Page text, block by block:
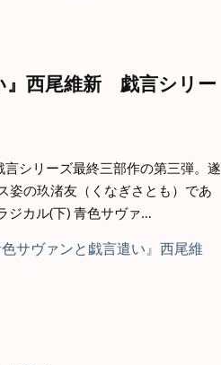
西尾維新 戯言シリー
シリーズ最終三部作の第三弾。遂
姿の玖渚友（くなぎさとも）であ
ジカル(下) 青色サヴァ…